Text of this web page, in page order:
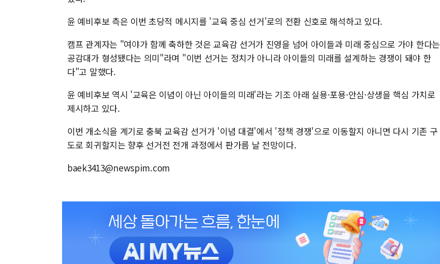
윤 예비후보 측은 이번 초당적 메시지를 '교육 중심 선거'로의 전환 신호로 해석하고 있다.
캠프 관계자는 "여야가 함께 축하한 것은 교육감 선거가 진영을 넘어 아이들과 미래 중심으로 가야 한다는
공감대가 형성됐다는 의미"라며 "이번 선거는 정치가 아니라 아이들의 미래를 설계하는 경쟁이 돼야 한
다"고 말했다.
윤 예비후보 역시 '교육은 이념이 아닌 아이들의 미래'라는 기조 아래 실용·포용·안심·상생을 핵심 가치로
제시하고 있다.
이번 개소식을 계기로 충북 교육감 선거가 '이념 대결'에서 '정책 경쟁'으로 이동할지 아니면 다시 기존 구
도로 회귀할지는 향후 선거전 전개 과정에서 판가름 날 전망이다.
baek3413@newspim.com